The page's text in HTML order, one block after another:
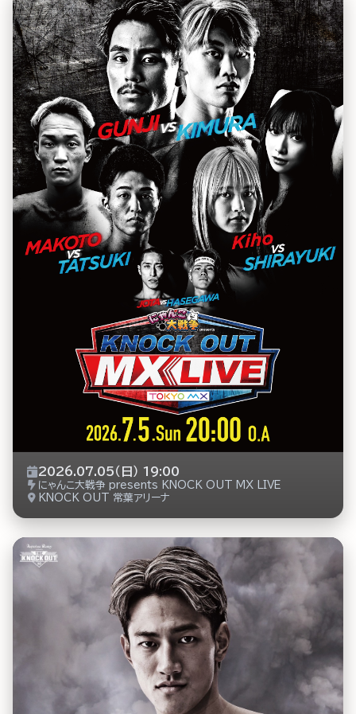
2026.07.05（日） 19:00
にゃんこ大戦争 presents KNOCK OUT MX LIVE
KNOCK OUT 常葉アリーナ